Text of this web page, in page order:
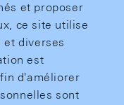
et proposer
ce site utilise
et diverses
est
d'améliorer
sont